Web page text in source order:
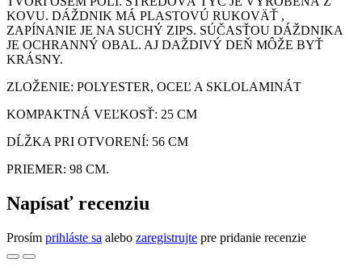
KOVU. DÁŽDNIK MÁ PLASTOVÚ RUKOVÄŤ ,
ZAPÍNANIE JE NA SUCHÝ ZIPS. SÚČASŤOU DÁŽDNIKA
JE OCHRANNÝ OBAL. AJ DAŽDIVÝ DEŇ MÔŽE BYŤ
KRÁSNY.
ZLOŽENIE: POLYESTER, OCEĽ A SKLOLAMINÁT
KOMPAKTNÁ VEĽKOSŤ: 25 CM
DĹŽKA PRI OTVORENÍ: 56 CM
PRIEMER: 98 CM.
Napísať recenziu
Prosím prihláste sa alebo zaregistrujte pre pridanie recenzie